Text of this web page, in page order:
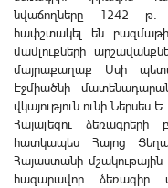
նվաճողները 1242
հափշտակել են
մամլուքների
մայրաքաղաք Սսի
Էջմիածնի
վկայություն ունի Ներսես
Հայալեզու
հատկապես Հայոց
Հայաստանի մշակութային
հազարավոր ձեռագիր